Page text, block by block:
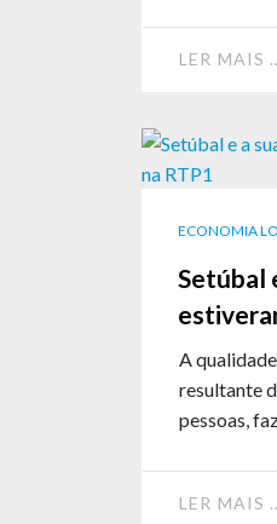
LER MAIS
Setúbal
ECONOMIA
A
resultante
pessoas,
LER MAIS